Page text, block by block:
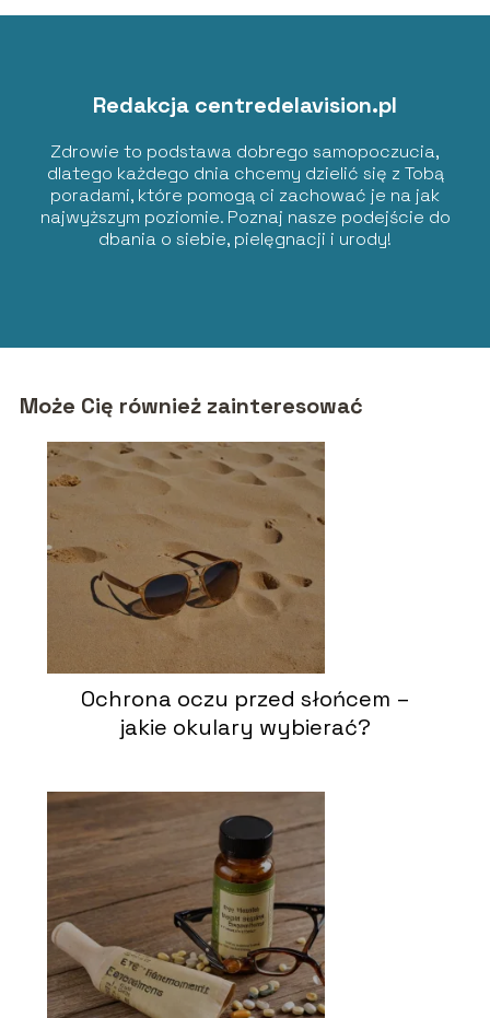
Redakcja centredelavision.pl
Zdrowie to podstawa dobrego samopoczucia,
dlatego każdego dnia chcemy dzielić się z Tobą
poradami, które pomogą ci zachować je na jak
najwyższym poziomie. Poznaj nasze podejście do
dbania o siebie, pielęgnacji i urody!
Może Cię również zainteresować
Ochrona oczu przed słońcem –
jakie okulary wybierać?